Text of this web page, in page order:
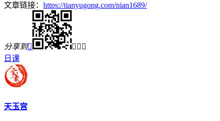
文章链接： https://tianyugong.com/nian1689/
分享到   
日课
天玉宫